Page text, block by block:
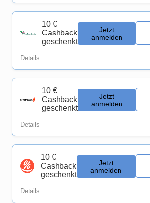
10 €
Cashback
geschenkt
Jetzt
anmelden
Details
10 €
Cashback
geschenkt
Jetzt
anmelden
Details
10 €
Cashback
geschenkt
Jetzt
anmelden
Details